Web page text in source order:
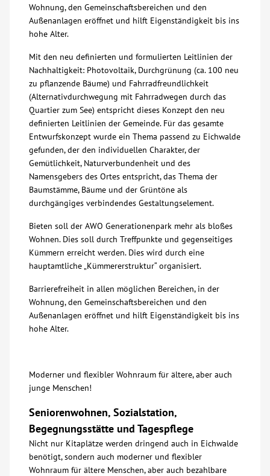
Wohnung, den Gemeinschaftsbereichen und den
Außenanlagen eröffnet und hilft Eigenständigkeit bis ins
hohe Alter.
Mit den neu definierten und formulierten Leitlinien der
Nachhaltigkeit: Photovoltaik, Durchgrünung (ca. 100 neu
zu pflanzende Bäume) und Fahrradfreundlichkeit
(Alternativdurchwegung mit Fahrradwegen durch das
Quartier zum See) entspricht dieses Konzept den neu
definierten Leitlinien der Gemeinde. Für das gesamte
Entwurfskonzept wurde ein Thema passend zu Eichwalde
gefunden, der den individuellen Charakter, der
Gemütlichkeit, Naturverbundenheit und des
Namensgebers des Ortes entspricht, das Thema der
Baumstämme, Bäume und der Grüntöne als
durchgängiges verbindendes Gestaltungselement.
Bieten soll der AWO Generationenpark mehr als bloßes
Wohnen. Dies soll durch Treffpunkte und gegenseitiges
Kümmern erreicht werden. Dies wird durch eine
hauptamtliche „Kümmererstruktur“ organisiert.
Barrierefreiheit in allen möglichen Bereichen, in der
Wohnung, den Gemeinschaftsbereichen und den
Außenanlagen eröffnet und hilft Eigenständigkeit bis ins
hohe Alter.
Moderner und flexibler Wohnraum für ältere, aber auch
junge Menschen!
Seniorenwohnen, Sozialstation,
Begegnungsstätte und Tagespflege
Nicht nur Kitaplätze werden dringend auch in Eichwalde
benötigt, sondern auch moderner und flexibler
Wohnraum für ältere Menschen, aber auch bezahlbare